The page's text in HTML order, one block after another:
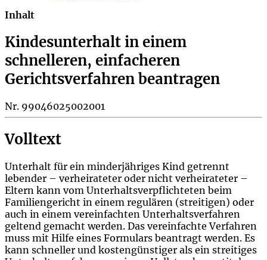
Inhalt
Kindesunterhalt in einem
schnelleren, einfacheren
Gerichtsverfahren beantragen
Nr. 99046025002001
Volltext
Unterhalt für ein minderjähriges Kind getrennt
lebender – verheirateter oder nicht verheirateter –
Eltern kann vom Unterhaltsverpflichteten beim
Familiengericht in einem regulären (streitigen) oder
auch in einem vereinfachten Unterhaltsverfahren
geltend gemacht werden. Das vereinfachte Verfahren
muss mit Hilfe eines Formulars beantragt werden. Es
kann schneller und kostengünstiger als ein streitiges